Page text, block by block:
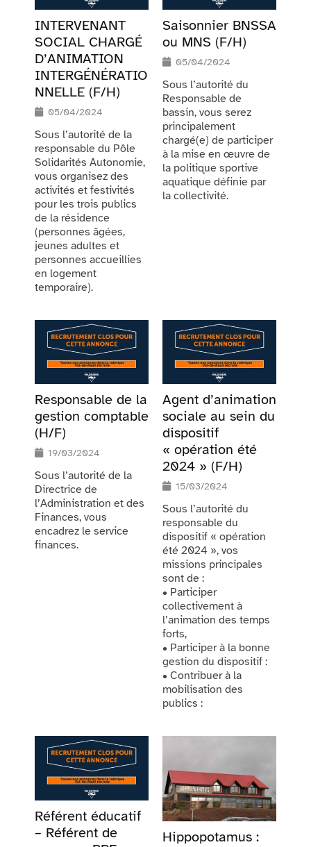
INTERVENANT
SOCIAL CHARGÉ
D’ANIMATION
INTERGÉNÉRATIO
NNELLE (F/H)
05/04/2024
Sous l’autorité de la
responsable du Pôle
Solidarités Autonomie,
vous organisez des
activités et festivités
pour les trois publics
de la résidence
(personnes âgées,
jeunes adultes et
personnes accueillies
en logement
temporaire).
Saisonnier BNSSA
ou MNS (F/H)
05/04/2024
Sous l’autorité du
Responsable de
bassin, vous serez
principalement
chargé(e) de participer
à la mise en œuvre de
la politique sportive
aquatique définie par
la collectivité.
Responsable de la
gestion comptable
(H/F)
19/03/2024
Sous l’autorité de la
Directrice de
l’Administration et des
Finances, vous
encadrez le service
finances.
Agent d’animation
sociale au sein du
dispositif
« opération été
2024 » (F/H)
15/03/2024
Sous l’autorité du
responsable du
dispositif « opération
été 2024 », vos
missions principales
sont de :
• Participer
collectivement à
l’animation des temps
forts,
• Participer à la bonne
gestion du dispositif :
• Contribuer à la
mobilisation des
publics :
Référent éducatif
– Référent de
Hippopotamus :